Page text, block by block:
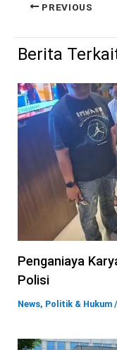
PREVIOUS
Berita
Penganiaya
Polisi
News, Politik & Hukum /